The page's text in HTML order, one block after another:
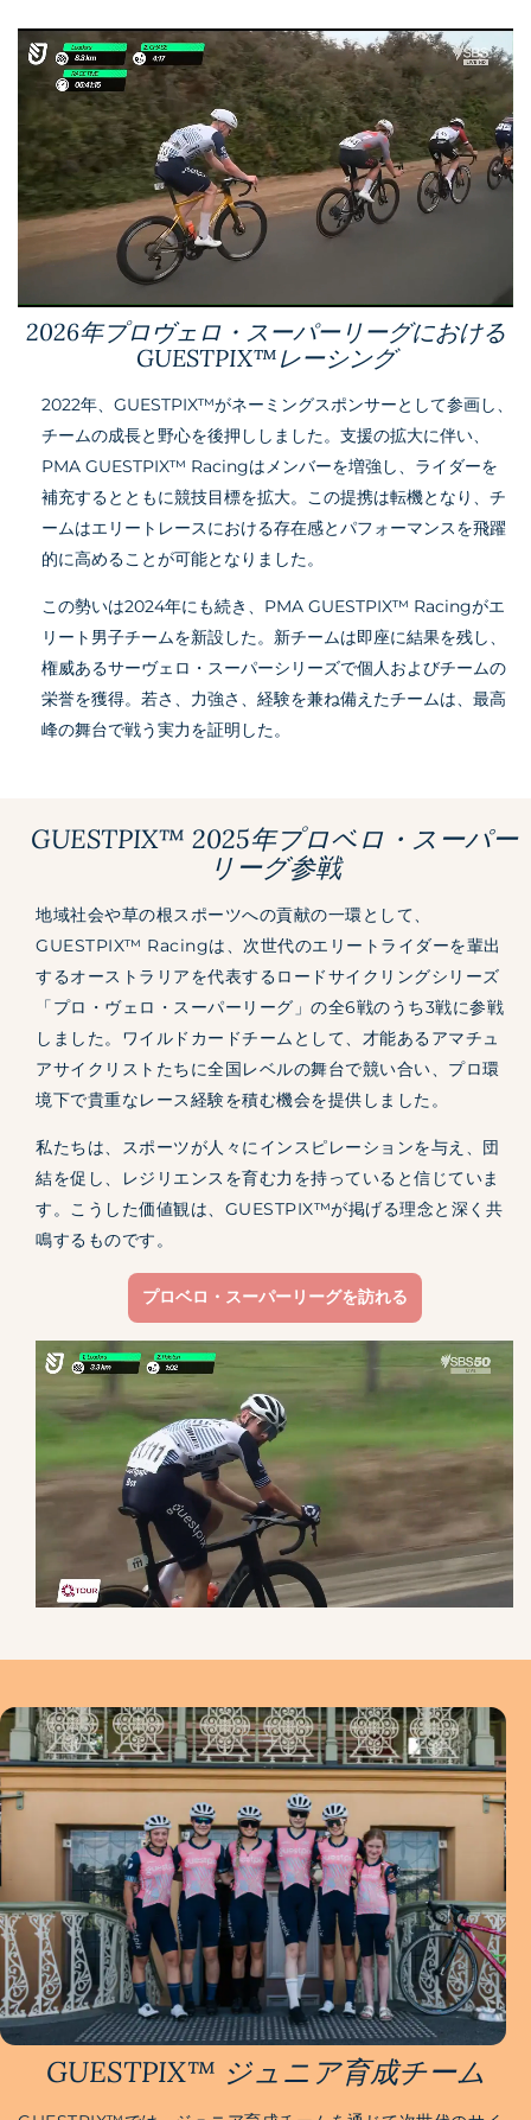
2026年プロヴェロ・スーパーリーグにおける
GUESTPIX™レーシング
2022年、GUESTPIX™がネーミングスポンサーとして参画し、
チームの成長と野心を後押ししました。支援の拡大に伴い、
PMA GUESTPIX™ Racingはメンバーを増強し、ライダーを
補充するとともに競技目標を拡大。この提携は転機となり、チ
ームはエリートレースにおける存在感とパフォーマンスを飛躍
的に高めることが可能となりました。
この勢いは2024年にも続き、PMA GUESTPIX™ Racingがエ
リート男子チームを新設した。新チームは即座に結果を残し、
権威あるサーヴェロ・スーパーシリーズで個人およびチームの
栄誉を獲得。若さ、力強さ、経験を兼ね備えたチームは、最高
峰の舞台で戦う実力を証明した。
GUESTPIX™ 2025年プロベロ・スーパー
リーグ参戦
地域社会や草の根スポーツへの貢献の一環として、
GUESTPIX™ Racingは、次世代のエリートライダーを輩出
するオーストラリアを代表するロードサイクリングシリーズ
「プロ・ヴェロ・スーパーリーグ」の全6戦のうち3戦に参戦
しました。ワイルドカードチームとして、才能あるアマチュ
アサイクリストたちに全国レベルの舞台で競い合い、プロ環
境下で貴重なレース経験を積む機会を提供しました。
私たちは、スポーツが人々にインスピレーションを与え、団
結を促し、レジリエンスを育む力を持っていると信じていま
す。こうした価値観は、GUESTPIX™が掲げる理念と深く共
鳴するものです。
プロベロ・スーパーリーグを訪れる
GUESTPIX™ ジュニア育成チーム